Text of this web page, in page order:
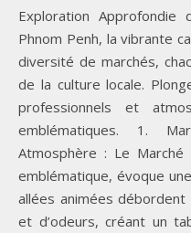
Exploration Approfondie des Marchés de Phnom Penh
Phnom Penh, la vibrante
diversité de marchés,
de la culture locale.
professionnels et
emblématiques. 1.
Atmosphère : Le
emblématique, évoque
allées animées
et d’odeurs, créant un